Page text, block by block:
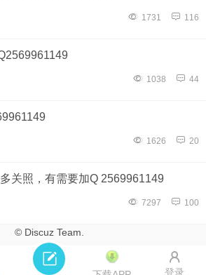
1731 116
1038 44
1626 20
关照，有需要加Q 2569961149
7297 100
© Discuz Team.
登录